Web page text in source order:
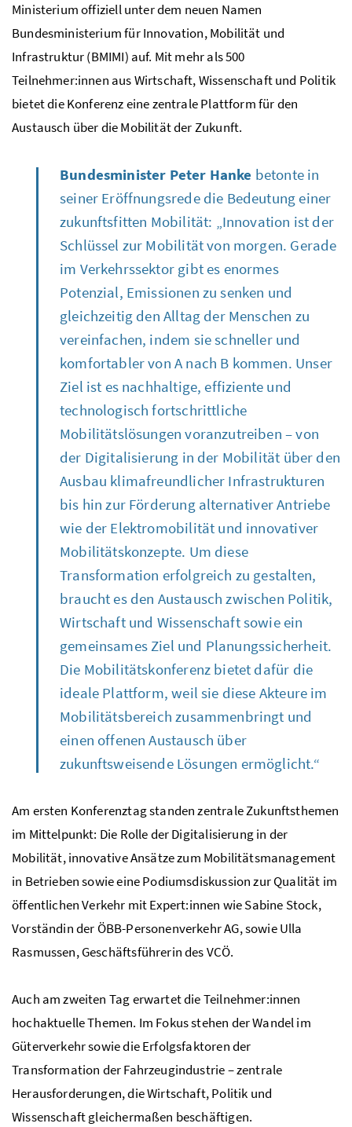
Ministerium offiziell unter dem neuen Namen
Bundesministerium für Innovation, Mobilität und
Infrastruktur (BMIMI) auf. Mit mehr als 500
Teilnehmer:innen aus Wirtschaft, Wissenschaft und Politik
bietet die Konferenz eine zentrale Plattform für den
Austausch über die Mobilität der Zukunft.
Bundesminister Peter Hanke betonte in
seiner Eröffnungsrede die Bedeutung einer
zukunftsfitten Mobilität: „Innovation ist der
Schlüssel zur Mobilität von morgen. Gerade
im Verkehrssektor gibt es enormes
Potenzial, Emissionen zu senken und
gleichzeitig den Alltag der Menschen zu
vereinfachen, indem sie schneller und
komfortabler von A nach B kommen. Unser
Ziel ist es nachhaltige, effiziente und
technologisch fortschrittliche
Mobilitätslösungen voranzutreiben – von
der Digitalisierung in der Mobilität über den
Ausbau klimafreundlicher Infrastrukturen
bis hin zur Förderung alternativer Antriebe
wie der Elektromobilität und innovativer
Mobilitätskonzepte. Um diese
Transformation erfolgreich zu gestalten,
braucht es den Austausch zwischen Politik,
Wirtschaft und Wissenschaft sowie ein
gemeinsames Ziel und Planungssicherheit.
Die Mobilitätskonferenz bietet dafür die
ideale Plattform, weil sie diese Akteure im
Mobilitätsbereich zusammenbringt und
einen offenen Austausch über
zukunftsweisende Lösungen ermöglicht.“
Am ersten Konferenztag standen zentrale Zukunftsthemen
im Mittelpunkt: Die Rolle der Digitalisierung in der
Mobilität, innovative Ansätze zum Mobilitätsmanagement
in Betrieben sowie eine Podiumsdiskussion zur Qualität im
öffentlichen Verkehr mit Expert:innen wie Sabine Stock,
Vorständin der ÖBB-PersonenverkehrAG, sowie Ulla
Rasmussen, Geschäftsführerin desVCÖ.
Auch am zweiten Tag erwartet die Teilnehmer:innen
hochaktuelle Themen. Im Fokus stehen der Wandel im
Güterverkehr sowie die Erfolgsfaktoren der
Transformation der Fahrzeugindustrie – zentrale
Herausforderungen, die Wirtschaft, Politik und
Wissenschaft gleichermaßen beschäftigen.